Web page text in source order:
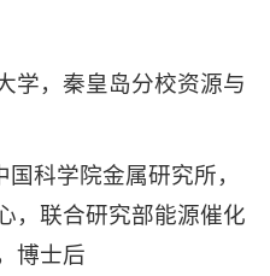
学，秦皇岛分校资源与
科学院金属研究所，
，联合研究部能源催化
博士后